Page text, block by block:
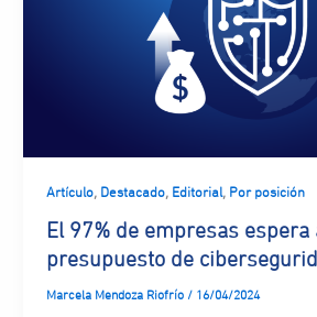
Artículo, Destacado, Editorial, Por posición
El 97% de empresas
presupuesto de
Marcela Mendoza Riofrío / 16/04/2024